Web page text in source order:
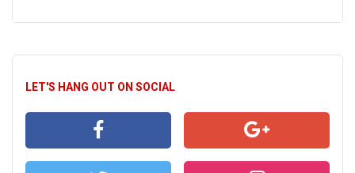
LET'S HANG OUT ON SOCIAL